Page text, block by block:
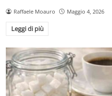
Raffaele Moauro Maggio 4, 2026
Leggi di più